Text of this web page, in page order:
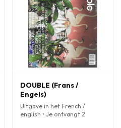
DOUBLE (Frans /
Engels)
Uitgave in het French /
english • Je ontvangt 2